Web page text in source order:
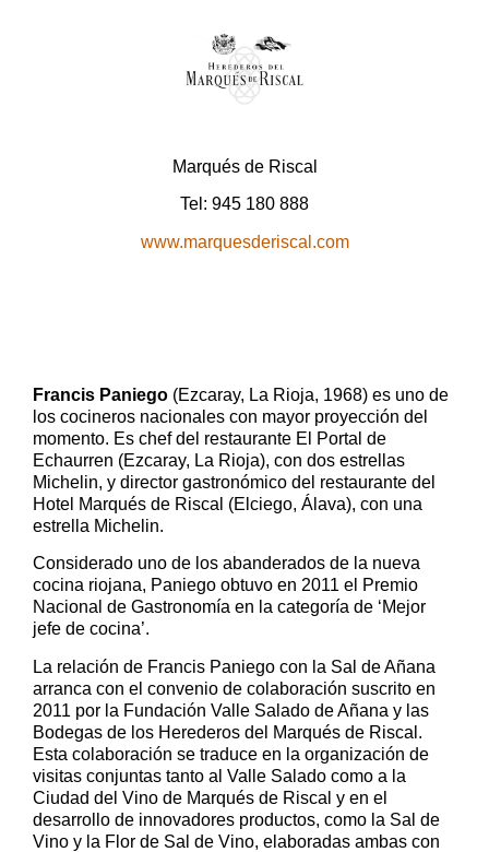
Marqués de Riscal
Tel: 945 180 888
www.marquesderiscal.com
Francis Paniego (Ezcaray, La Rioja, 1968) es uno de
los cocineros nacionales con mayor proyección del
momento. Es chef del restaurante El Portal de
Echaurren (Ezcaray, La Rioja), con dos estrellas
Michelin, y director gastronómico del restaurante del
Hotel Marqués de Riscal (Elciego, Álava), con una
estrella Michelin.
Considerado uno de los abanderados de la nueva
cocina riojana, Paniego obtuvo en 2011 el Premio
Nacional de Gastronomía en la categoría de ‘Mejor
jefe de cocina’.
La relación de Francis Paniego con la Sal de Añana
arranca con el convenio de colaboración suscrito en
2011 por la Fundación Valle Salado de Añana y las
Bodegas de los Herederos del Marqués de Riscal.
Esta colaboración se traduce en la organización de
visitas conjuntas tanto al Valle Salado como a la
Ciudad del Vino de Marqués de Riscal y en el
desarrollo de innovadores productos, como la Sal de
Vino y la Flor de Sal de Vino, elaboradas ambas con